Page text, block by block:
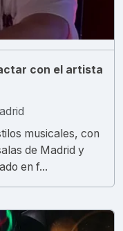
con el artista
musicales, con
de Madrid y
en f...